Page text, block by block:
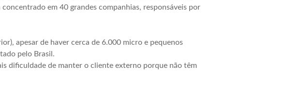
em 40 grandes companhias, responsáveis por
apesar de haver cerca de 6.000 micro e pequenos
pelo Brasil.
dificuldade de manter o cliente externo porque não têm